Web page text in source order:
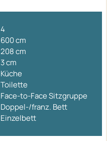
4
600 cm
208 cm
3 cm
Küche
Toilette
Face-to-Face Sitzgruppe
Doppel-/franz. Bett
Einzelbett